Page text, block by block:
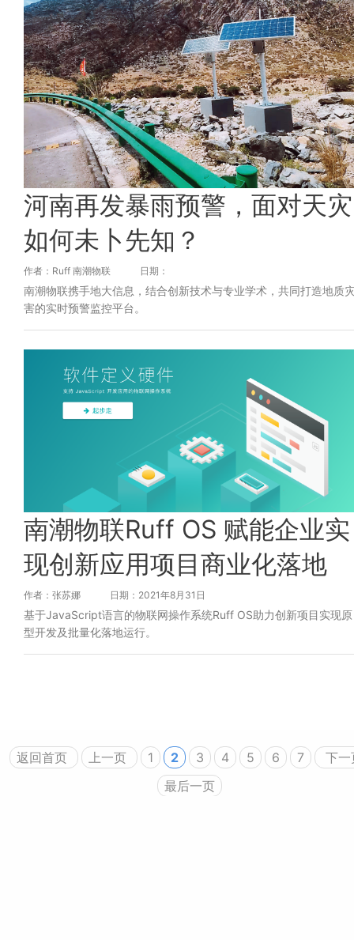
河南再发暴雨预警，面对天灾
如何未卜先知？
作者：Ruff 南潮物联 日期：
南潮物联携手地大信息，结合创新技术与专业学术，共同打造地质
害的实时预警监控平台。
南潮物联Ruff OS 赋能企业实
现创新应用项目商业化落地
作者：张苏娜 日期：2021年8月31日
基于JavaScript语言的物联网操作系统Ruff OS助力创新项目实现原
型开发及批量化落地运行。
返回首页 上一页 1 2 3 4 5 6 7
下一
最后一页